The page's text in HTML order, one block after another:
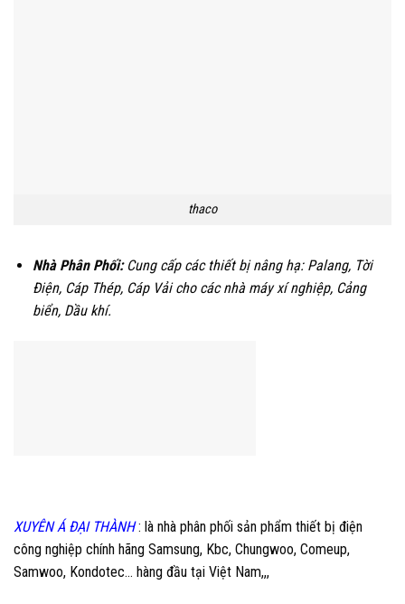
thaco
Nhà Phân Phối: Cung cấp các thiết bị nâng hạ: Palang, Tời
Điện, Cáp Thép, Cáp Vải cho các nhà máy xí nghiệp, Cảng
biển, Dầu khí.
XUYÊN Á ĐẠI THÀNH: l à nhà phân phối sản phẩm thiết bị điện
công nghiệp chính hãng Samsung, Kbc, Chungwoo, Comeup,
Samwoo, Kondotec… hàng đầu tại Việt Nam,,,